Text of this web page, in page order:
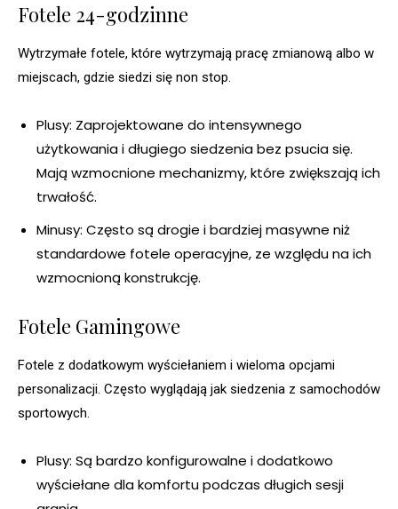
Fotele 24-godzinne
Wytrzymałe fotele, które wytrzymają pracę zmianową albo w
miejscach, gdzie siedzi się non stop.
Plusy: Zaprojektowane do intensywnego
użytkowania i długiego siedzenia bez psucia się.
Mają wzmocnione mechanizmy, które zwiększają ich
trwałość.
Minusy: Często są drogie i bardziej masywne niż
standardowe fotele operacyjne, ze względu na ich
wzmocnioną konstrukcję.
Fotele Gamingowe
Fotele z dodatkowym wyściełaniem i wieloma opcjami
personalizacji. Często wyglądają jak siedzenia z samochodów
sportowych.
Plusy: Są bardzo konfigurowalne i dodatkowo
wyściełane dla komfortu podczas długich sesji